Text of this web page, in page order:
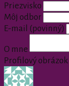
Priezvisko
Môj odbor
E-mail
(povinný)
O mne
Profilový obrázok